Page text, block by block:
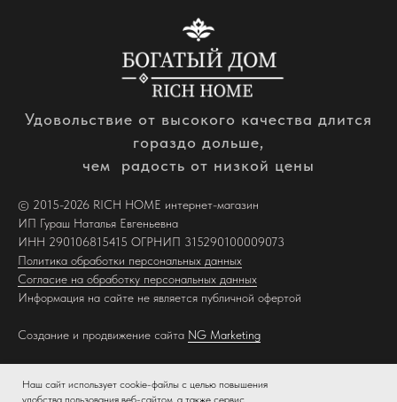
Удовольствие от высокого качества длится
гораздо дольше,
чем радость от низкой цены
© 2015-2026 RICH HOME интернет-магазин
ИП Гураш Наталья Евгеньевна
ИНН 290106815415 ОГРНИП 315290100009073
Политика обработки персональных данных
Согласие на обработку персональных данных
Информация на сайте не является публичной офертой
Создание и продвижение сайта NG Marketing
Наш сайт использует cookie-файлы с целью повышения
удобства пользования веб-сайтом, а также сервис